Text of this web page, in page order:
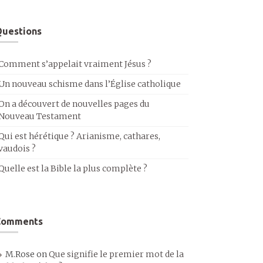
s’appelait vraiment Jésus ?
nouveau schisme dans l’Église catholique
a découvert de nouvelles pages du
Testament
est hérétique ? Arianisme, cathares,
?
est la Bible la plus complète ?
M.Rose onQue signifie le premier mot de la